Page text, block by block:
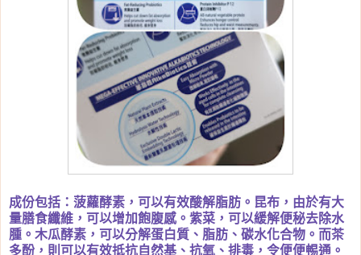
成份包括：菠蘿酵素，可以有效酸解脂肪。昆布，由於有大
量膳食纖維，可以增加飽腹感。紫菜，可以緩解便秘去除水
腫。木瓜酵素，可以分解蛋白質、脂肪、碳水化合物。而茶
多酚，則可以有效抵抗自然基、抗氧、排毒，令便便𣈱通。